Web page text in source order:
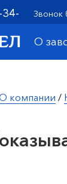
Звонок
О
компании /